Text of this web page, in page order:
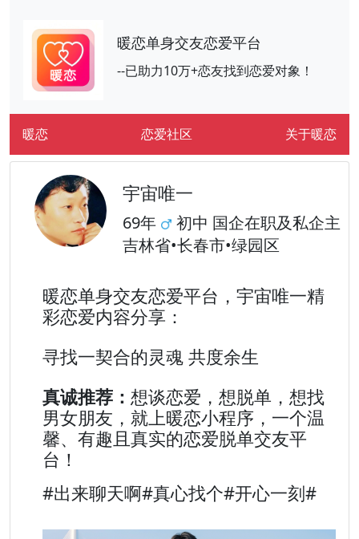
暖恋单身交友恋爱平台
--已助力10万+恋友找到恋爱对象！
暖恋 恋爱社区 关于暖恋
宇宙唯一
69年
初中 国企在职及私企主
吉林省•长春市•绿园区
暖恋单身交友恋爱平台，宇宙唯一精
彩恋爱内容分享：
寻找一契合的灵魂 共度余生
真诚推荐： 想谈恋爱，想脱单，想找
男女朋友，就上暖恋小程序，一个温
馨、有趣且真实的恋爱脱单交友平
台！
#出来聊天啊#真心找个#开心一刻#